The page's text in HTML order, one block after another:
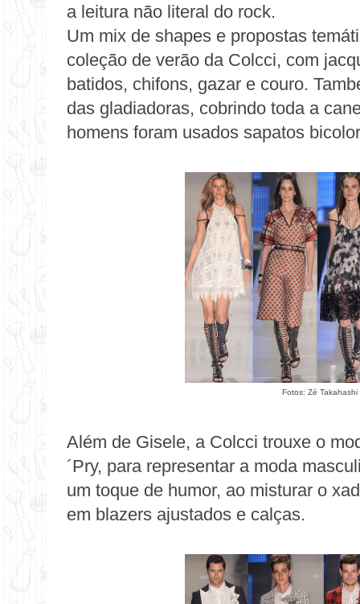
a leitura não literal do rock.
Um mix de shapes e propostas
coleção de verão da Colcci, com
batidos, chifons, gazar e couro.
das gladiadoras, cobrindo toda a
homens foram usados sapatos
Fotos: Zé
Além de Gisele, a Colcci trouxe o
´Pry, para representar a moda
um toque de humor, ao misturar o
em blazers ajustados e calças.